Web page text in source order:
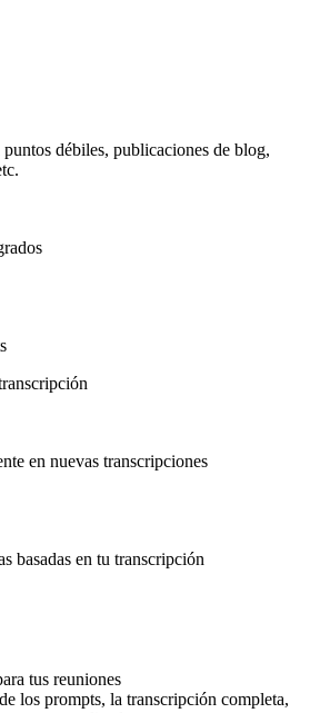
débiles, publicaciones de blog,
en nuevas transcripciones
basadas en tu transcripción
tus reuniones
los prompts, la transcripción completa,